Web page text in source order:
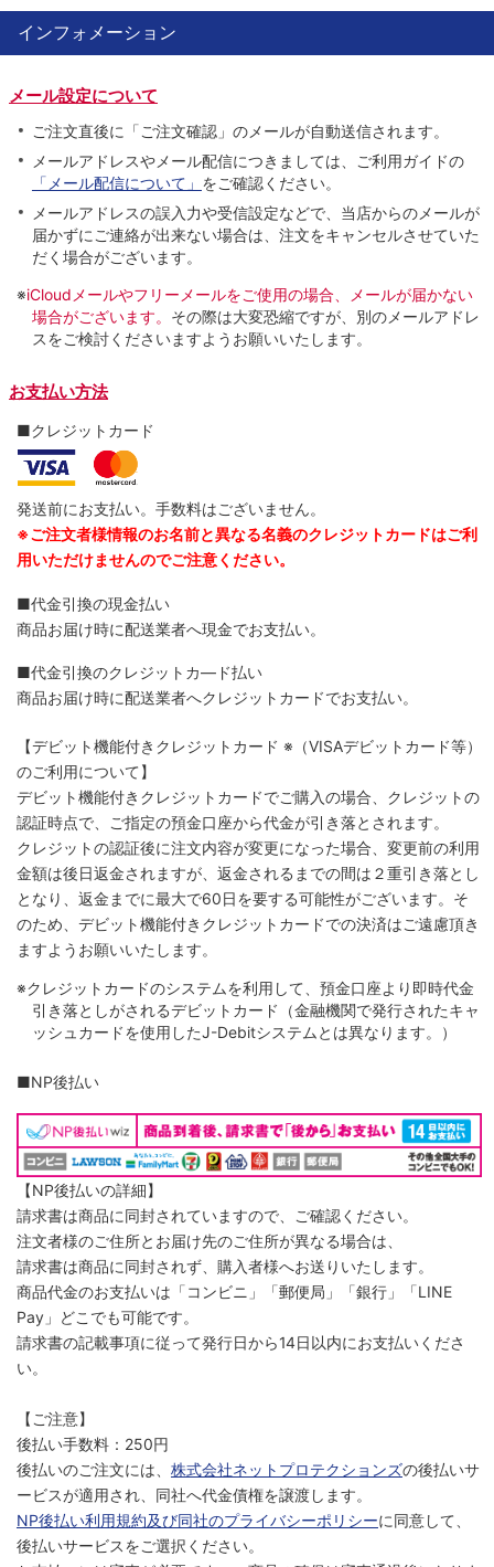
インフォメーション
メール設定について
ご注文直後に「ご注文確認」のメールが自動送信されます。
メールアドレスやメール配信につきましては、ご利用ガイドの
「メール配信について」 をご確認ください。
メールアドレスの誤入力や受信設定などで、当店からのメールが
届かずにご連絡が出来ない場合は、注文をキャンセルさせていた
だく場合がございます。
※iCloudメールやフリーメールをご使用の場合、メールが届かない
場合がございます。 その際は大変恐縮ですが、別のメールアドレ
スをご検討くださいますようお願いいたします。
お支払い方法
■クレジットカード
発送前にお支払い。手数料はございません。
※ご注文者様情報のお名前と異なる名義のクレジットカードはご利
用いただけませんのでご注意ください。
■代金引換の現金払い
商品お届け時に配送業者へ現金でお支払い。
■代金引換のクレジットカ―ド払い
商品お届け時に配送業者へクレジットカードでお支払い。
【デビット機能付きクレジットカード ※（VISAデビットカード等）
のご利用について】
デビット機能付きクレジットカードでご購入の場合、クレジットの
認証時点で、ご指定の預金口座から代金が引き落とされます。
クレジットの認証後に注文内容が変更になった場合、変更前の利用
金額は後日返金されますが、返金されるまでの間は２重引き落とし
となり、返金までに最大で60日を要する可能性がございます。そ
のため、デビット機能付きクレジットカードでの決済はご遠慮頂き
ますようお願いいたします。
※クレジットカードのシステムを利用して、預金口座より即時代金
引き落としがされるデビットカード（金融機関で発行されたキャ
ッシュカードを使用したJ-Debitシステムとは異なります。）
■NP後払い
【NP後払いの詳細】
請求書は商品に同封されていますので、ご確認ください。
注文者様のご住所とお届け先のご住所が異なる場合は、
請求書は商品に同封されず、購入者様へお送りいたします。
商品代金のお支払いは「コンビニ」「郵便局」「銀行」「LINE
Pay」どこでも可能です。
請求書の記載事項に従って発行日から14日以内にお支払いくださ
い。
【ご注意】
後払い手数料：250円
後払いのご注文には、 株式会社ネットプロテクションズの後払いサ
ービスが適用され、同社へ代金債権を譲渡します。
NP後払い利用規約及び同社のプライバシーポリシーに同意して、
後払いサービスをご選択ください。